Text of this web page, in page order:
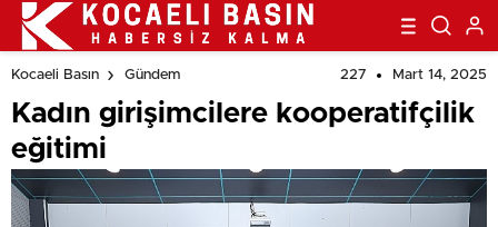
Kocaeli Basın Gündem 227 Mart 14, 2025
Kadın girişimcilere kooperatifçilik
eğitimi